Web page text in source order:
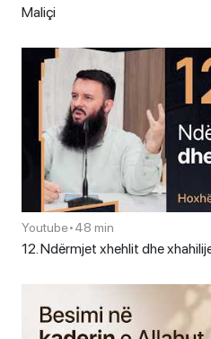
Maliçi
Youtube•48 min
12. Ndërmjet xhehlit dhe